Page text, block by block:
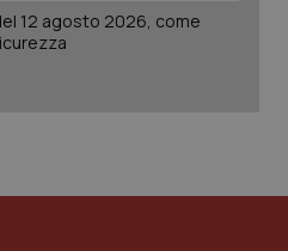
12 agosto 2026, come